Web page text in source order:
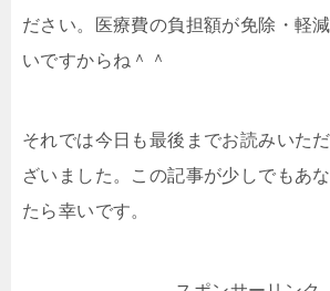
ださい。医療費の負担額が免除・軽
いですからね＾＾
それでは今日も最後までお読みいた
ざいました。この記事が少しでもあ
たら幸いです。